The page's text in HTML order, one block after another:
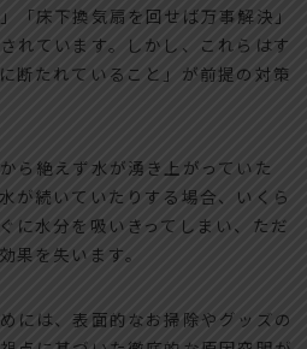
「床下換気扇を回せば万事解決」
れています。しかし、これらはす
断たれていること」が前提の対策
ら絶えず水が湧き上がっていた
が続いていたりする場合、いくら
に水分を吸いきってしまい、ただ
果を失います。
には、表面的なお掃除やグッズの